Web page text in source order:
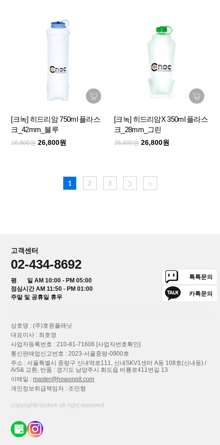
[크녹] 히드리암 750ml 플라스
크_42mm_블루
26,800원 26,800원
[크녹] 히드리암X 350ml 플라스
크_28mm_그린
26,800원 26,800원
1 2 3
고객센터
02-434-8692
평 일 AM 10:00 - PM 05:00
점심시간 AM 11:50 - PM 01:00
주말 및 공휴일 휴무
톡톡문의
카톡문의
상호명 : (주)호원플래닛
대표이사 : 최호영
사업자등록번호 : 210-81-71606 [사업자번호확인]
통신판매업신고번호 : 2023-서울중랑-0900호
주소 : 서울특별시 중랑구 신내역로111, 신내SKV1센터 A동 108호(신내동) /
A/S& 교환, 반품 : 경기도 남양주시 화도읍 비룡로411번길 13
이메일 :master@howonplt.com
개인정보취급책임자 : 조민형
copyright⒞astore all right reserved